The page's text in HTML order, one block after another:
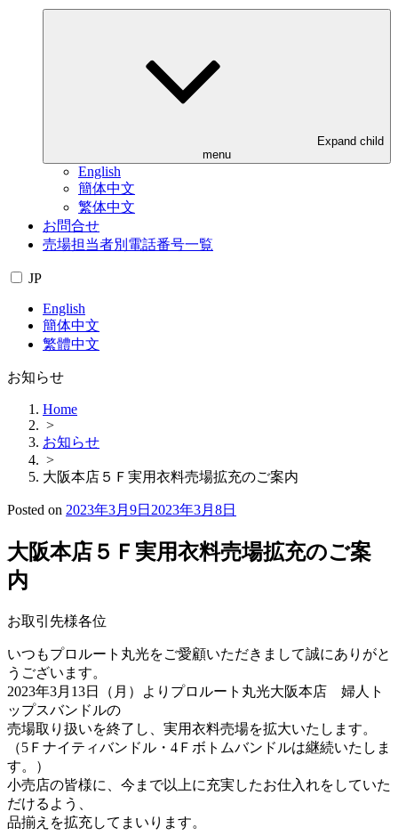
Expand child
menu
English
簡体中文
繁体中文
お問合せ
売場担当者別電話番号一覧
JP
English
簡体中文
繁體中文
お知らせ
Home
>
お知らせ
>
大阪本店５Ｆ実用衣料売場拡充のご案内
Posted on 2023年3月9日 2023年3月8日
大阪本店５Ｆ実用衣料売場拡充のご案
内
お取引先様各位
いつもプロルート丸光をご愛顧いただきまして誠にありがと
うございます。
2023年3月13日（月）よりプロルート丸光大阪本店 婦人ト
ップスバンドルの
売場取り扱いを終了し、実用衣料売場を拡大いたします。
（5Ｆナイティバンドル・4Ｆボトムバンドルは継続いたしま
す。）
小売店の皆様に、今まで以上に充実したお仕入れをしていた
だけるよう、
品揃えを拡充してまいります。